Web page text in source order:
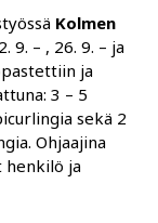
Kolmen
9. – , 26. 9. – ja
ja
3 – 5
sekä 2
Ohjaajina
henkilö ja